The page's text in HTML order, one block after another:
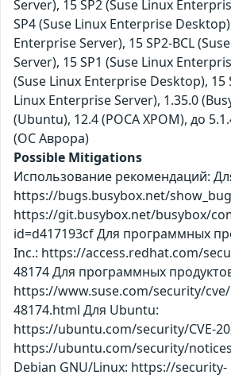
Server), 15 SP2 (Suse Linux
SP4 (Suse Linux Enterprise
Enterprise Server), 15 SP2-BCL
Server), 15 SP1 (Suse Linux
(Suse Linux Enterprise Desktop), 15
Linux Enterprise Server), 1.35.0
(Ubuntu), 12.4 (РОСА ХРОМ), до
(ОС Аврора)
Possible Mitigations
Использование рекомендаций:
https://bugs.busybox.net/
https://git.busybox.net/busybox/
id=d417193cf Для программных
Inc.: https://access.redhat.com/
48174 Для программных
https://www.suse.com/security/cve/
48174.html Для Ubuntu:
https://ubuntu.com/security/CVE-
https://ubuntu.com/security/
Debian GNU/Linux: https://security-